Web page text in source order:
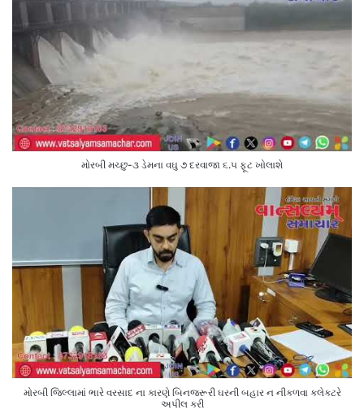
મોરબી મચ્છુ-૩ ડેમના વઘુ ૭ દરવાજા ૬.૫ ફૂટ ખોલાશે
મોરબી જિલ્લામાં ભારે વરસાદ ના કારણે બિનજરૂરી ઘરની બહાર ન નીકળવા કલેક્ટરે
અપીલ કરી